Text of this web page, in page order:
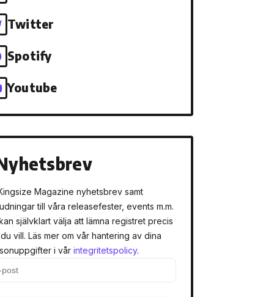
Twitter
Spotify
Youtube
Magazine nyhetsbrev samt
till våra releasefester, events m.m.
självklart välja att lämna registret precis
vill. Läs mer om vår hantering av dina
i vår integritetspolicy.